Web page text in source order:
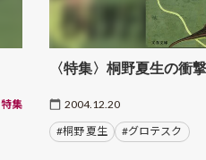
特集
〈特集〉桐野夏生の
2004.12.20
#桐野 夏生 #グロテスク